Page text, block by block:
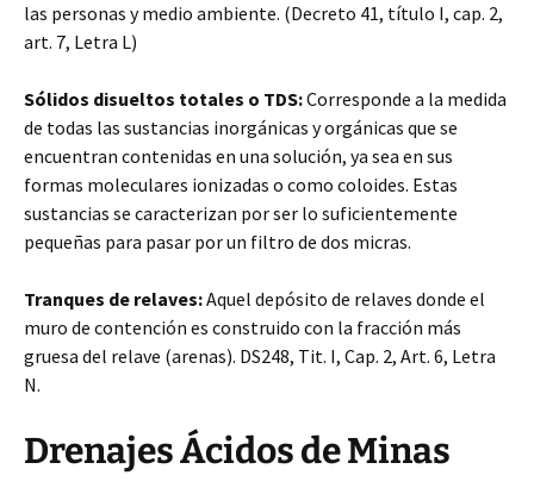
las personas y medio ambiente. (Decreto 41, título I, cap. 2,
art. 7, Letra L)
Sólidos disueltos totales o TDS:Corresponde a la medida
de todas las sustancias inorgánicas y orgánicas que se
encuentran contenidas en una solución, ya sea en sus
formas moleculares ionizadas o como coloides. Estas
sustancias se caracterizan por ser lo suficientemente
pequeñas para pasar por un filtro de dos micras.
Tranques de relaves:Aquel depósito de relaves donde el
muro de contención es construido con la fracción más
gruesa del relave (arenas). DS248, Tit. I, Cap. 2, Art. 6, Letra
N.
Drenajes Ácidos de Minas